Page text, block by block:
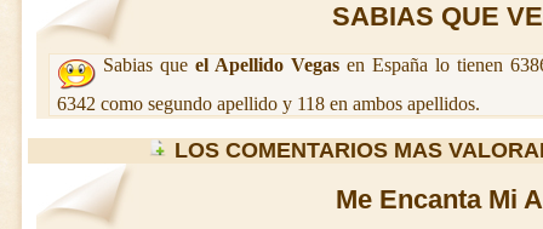
SABIAS QUE
Sabias que el Apellido Vegasen España lo tienen
6342 como segundo apellido y 118 en ambos apellidos.
LOS COMENTARIOS MAS
Me Encanta Mi